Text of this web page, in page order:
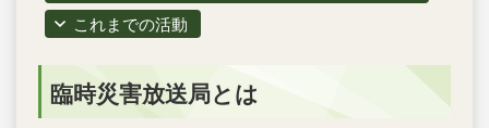
これまでの活動
臨時災害放送局とは